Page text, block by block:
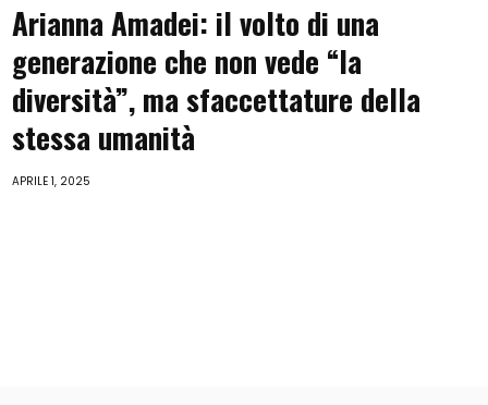
Arianna Amadei: il volto di una
generazione che non vede “la
diversità”, ma sfaccettature della
stessa umanità
APRILE 1, 2025